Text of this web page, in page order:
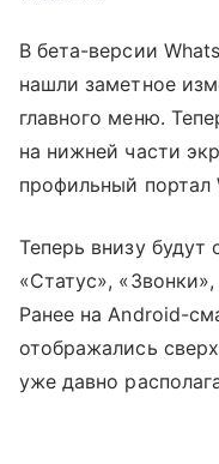
В бета-версии
нашли заметное
главного меню.
на нижней части
профильный портал
Теперь внизу будут
«Статус»,
Ранее на Android-
отображались
уже давно